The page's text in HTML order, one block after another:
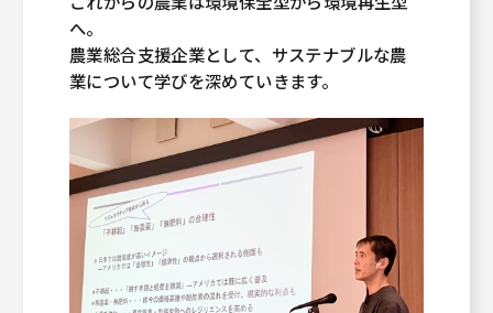
へ。
農業総合支援企業として、サステナブルな農
業について学びを深めていきます。